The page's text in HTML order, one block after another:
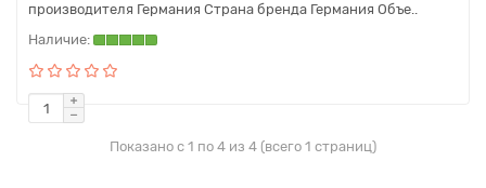
производителя Германия Страна бренда Германия Объе..
Показано с 1 по 4 из 4 (всего 1 страниц)